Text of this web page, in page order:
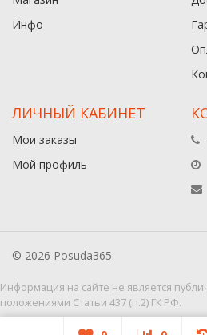
Инфо
ЛИЧНЫЙ КАБИНЕТ
Мои заказы
Мой профиль
© 2026 Posuda365
Информация на сайте не является
положениями Статьи 437 (п.2) ГК РФ.